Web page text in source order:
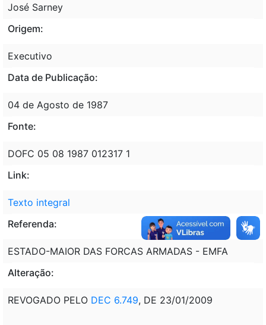
José Sarney
Origem:
Executivo
Data de Publicação:
04 de Agosto de 1987
Fonte:
DOFC 05 08 1987 012317 1
Link:
Texto integral
Referenda:
ESTADO-MAIOR DAS FORCAS ARMADAS - EMFA
Alteração:
REVOGADO PELO DEC 6.749, DE 23/01/2009